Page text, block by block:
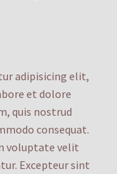
adipisicing elit,
et dolore
quis nostrud
consequat.
voluptate velit
Excepteur sint